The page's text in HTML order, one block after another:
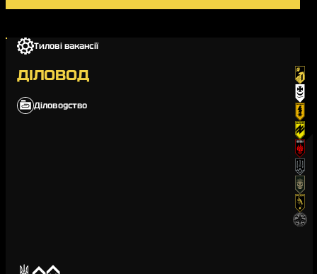
Тилові вакансії
ДІЛОВОД
Діловодство